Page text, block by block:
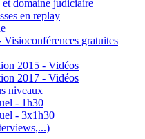
domaine judiciaire
en replay
gratuites
2015 - Vidéos
2017 - Vidéos
niveaux
- 1h30
- 3x1h30